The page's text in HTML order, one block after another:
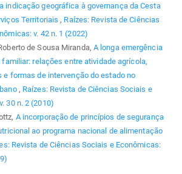
indicação geográfica à governança da Cesta
Territoriais , Raízes: Revista de Ciências
v. 42 n. 1 (2022)
de Sousa Miranda, A longa emergência
relações entre atividade agrícola,
e formas de intervenção do estado no
, Raízes: Revista de Ciências Sociais e
30 n. 2 (2010)
A incorporação de princípios de segurança
ao programa nacional de alimentação
Revista de Ciências Sociais e Econômicas: